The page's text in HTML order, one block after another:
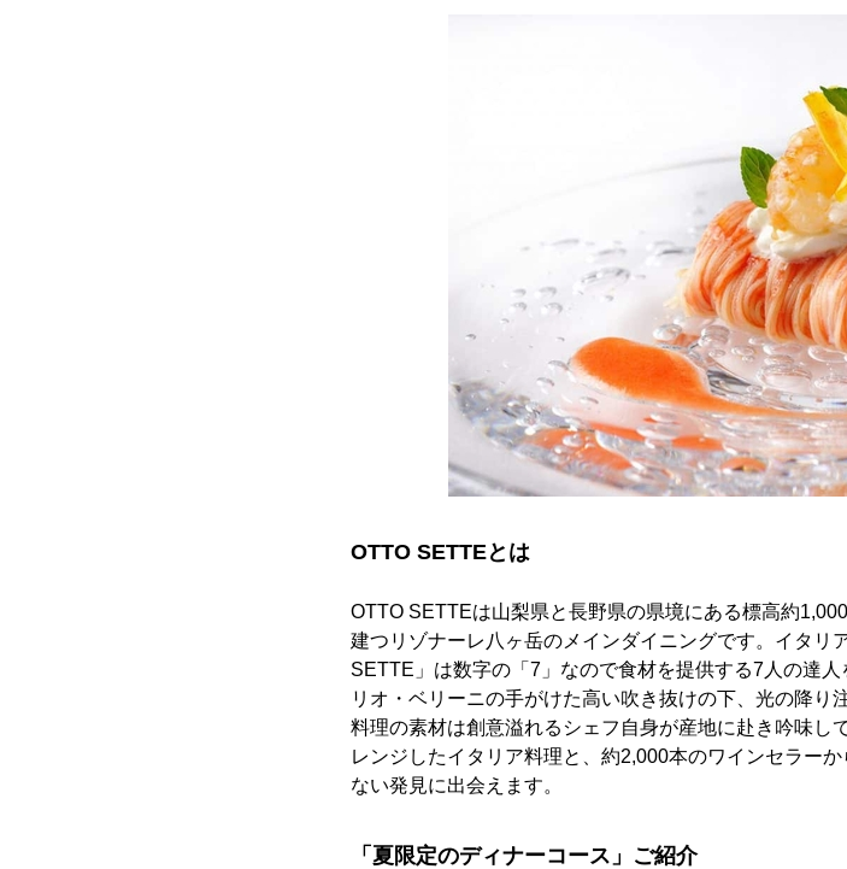
OTTO SETTEとは
OTTO SETTEは山梨県と長野県の県境にある標高約
建つリゾナーレ八ヶ岳のメインダイニングです。イタリ
SETTE」は数字の「7」なので食材を提供する7人の達
リオ・ベリーニの手がけた高い吹き抜けの下、光の降り
料理の素材は創意溢れるシェフ自身が産地に赴き吟味し
レンジしたイタリア料理と、約2,000本のワインセラー
ない発見に出会えます。
「夏限定のディナーコース」ご紹介